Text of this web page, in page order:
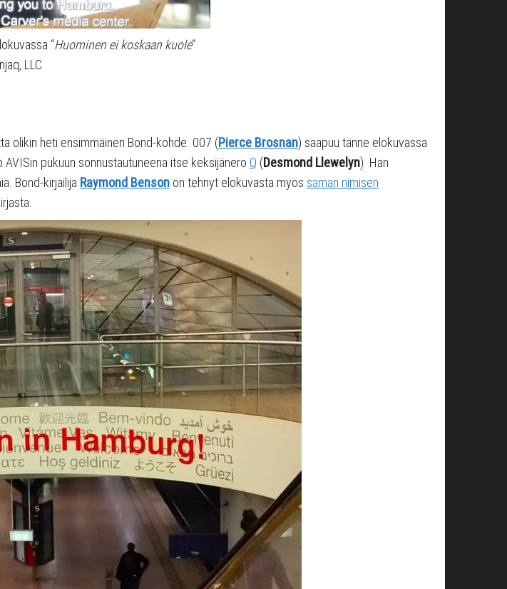
“Huominen ei koskaan kuole“
LLC
olikin heti ensimmäinen Bond-kohde. 007 (Pierce Brosnan) saapuu tänne elokuvassa
pukuun sonnustautuneena itse keksijänero Q (Desmond Llewelyn). Hän
Bond-kirjailija Raymond Benson on tehnyt elokuvasta myös saman nimisen